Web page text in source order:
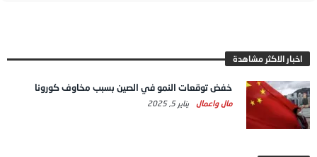
اخبار الاكثر مشاهدة
خفض توقعات النمو في الصين بسبب مخاوف كورونا
مال واعمال يناير 5, 2025